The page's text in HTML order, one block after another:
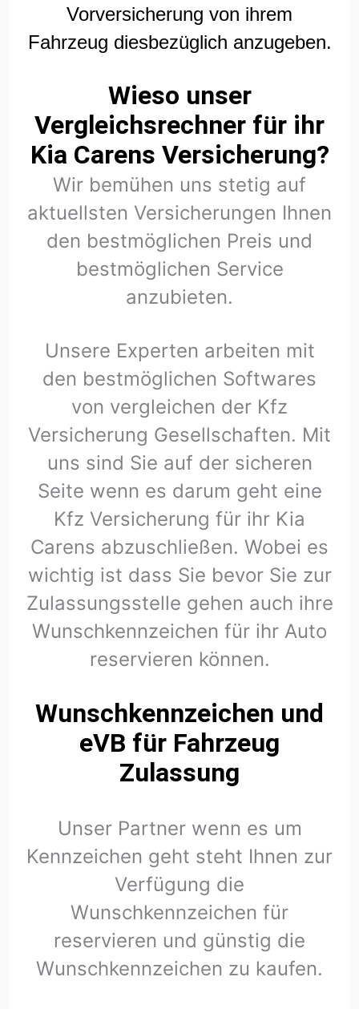
Vorversicherung von ihrem
Fahrzeug diesbezüglich anzugeben.
Wieso unser
Vergleichsrechner für ihr
Kia Carens Versicherung?
Wir bemühen uns stetig auf
aktuellsten Versicherungen Ihnen
den bestmöglichen Preis und
bestmöglichen Service
anzubieten.
Unsere Experten arbeiten mit
den bestmöglichen Softwares
von vergleichen der Kfz
Versicherung Gesellschaften. Mit
uns sind Sie auf der sicheren
Seite wenn es darum geht eine
Kfz Versicherung für ihr Kia
Carens abzuschließen. Wobei es
wichtig ist dass Sie bevor Sie zur
Zulassungsstelle gehen auch ihre
Wunschkennzeichen für ihr Auto
reservieren können.
Wunschkennzeichen und
eVB für Fahrzeug
Zulassung
Unser Partner wenn es um
Kennzeichen geht steht Ihnen zur
Verfügung die
Wunschkennzeichen für
reservieren und günstig die
Wunschkennzeichen zu kaufen.